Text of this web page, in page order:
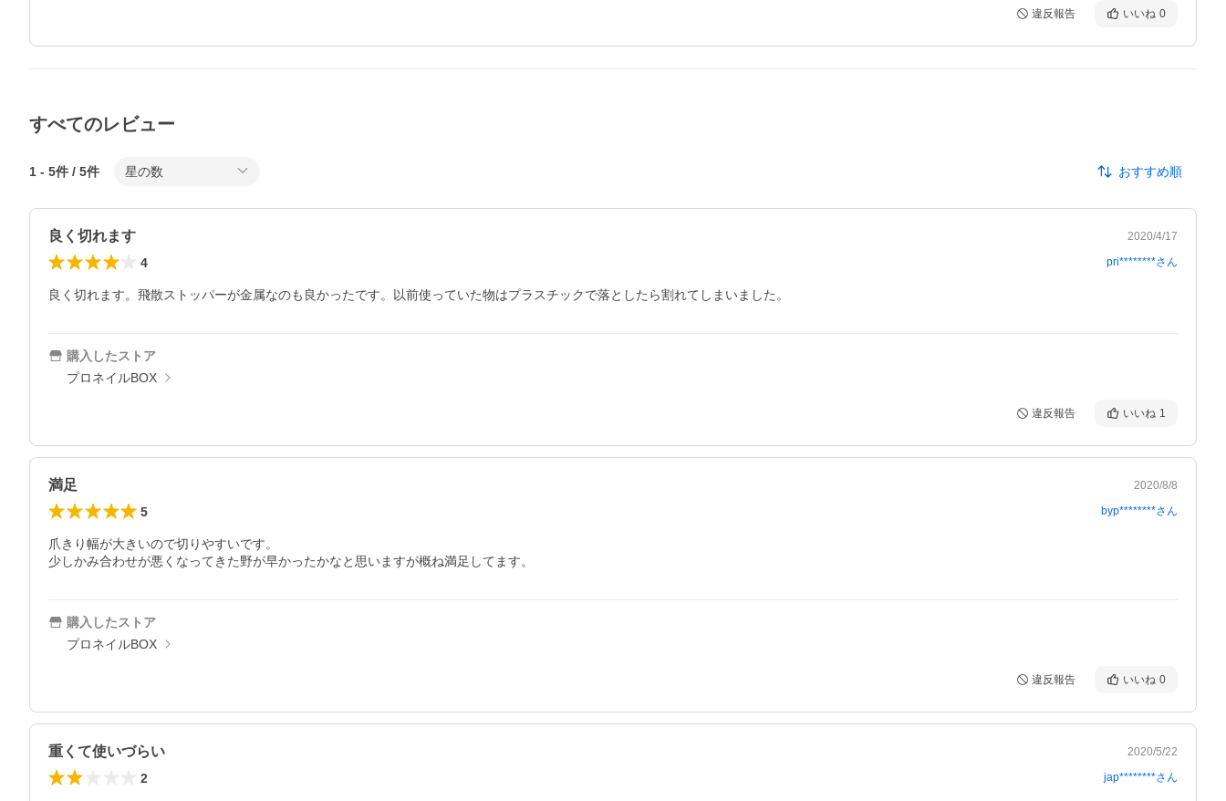
違反報告 いいね 0
すべてのレビュー
1 - 5件 / 5件 星の数 おすすめ順
良く切れます 2020/4/17
4 pri********さん
良く切れます。飛散ストッパーが金属なのも良かったです。以前使っていた物はプラスチックで落としたら割れてしまいました。
購入したストア
プロネイルBOX
違反報告 いいね 1
満足 2020/8/8
5 byp********さん
爪きり幅が大きいので切りやすいです。
少しかみ合わせが悪くなってきた野が早かったかなと思いますが概ね満足してます。
購入したストア
プロネイルBOX
違反報告 いいね 0
重くて使いづらい 2020/5/22
2 jap********さん